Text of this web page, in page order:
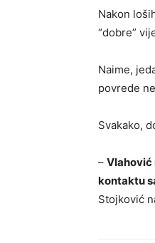
Nakon
“dobre”
Naime,
povrede
Svakako,
– Vlahović
kontaktu
Stojković